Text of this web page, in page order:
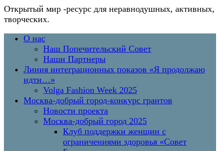
Открытый мир -ресурс для неравнодушных, активных,
творческих.
Перейти
содержимому
Основное
О нас
Наш Попечительский Совет
Наши Партнеры
Линия интеграционных показов «Я продолжаю
идти…»
Volga Fashion Week 2025
Москва-добрый город-конкурс грантов
Новости проекта
Москва-добрый город 2025
Клуб поддержки женщин с
ограничениями здоровья «Совет